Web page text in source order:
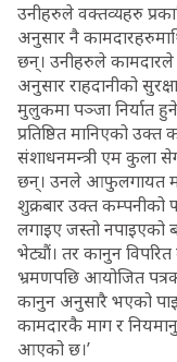
उनीहरुले वक्तव्यहरु
अनुसार नै
छन्। उनीहरुले कामदारले
अनुसार राहदानीको
मुलुकमा पञ्जा निर्यात
प्रतिष्ठित मानिएको
संशाधनमन्त्री एम कुला
छन्। उनले आफुलगायत
शुक्रबार उक्त कम्पनीको
लगाइए जस्तो नपाइएको
भेट्यौं। तर कानुन
भ्रमणपछि आयोजित
कानुन अनुसारै भएको
कामदारकै माग र
आएको छ।’